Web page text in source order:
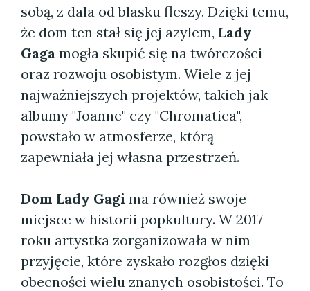
sobą, z dala od blasku fleszy. Dzięki temu,
że dom ten stał się jej azylem, Lady
Gaga mogła skupić się na twórczości
oraz rozwoju osobistym. Wiele z jej
najważniejszych projektów, takich jak
albumy "Joanne" czy "Chromatica",
powstało w atmosferze, którą
zapewniała jej własna przestrzeń.
Dom Lady Gagi ma również swoje
miejsce w historii popkultury. W 2017
roku artystka zorganizowała w nim
przyjęcie, które zyskało rozgłos dzięki
obecności wielu znanych osobistości. To